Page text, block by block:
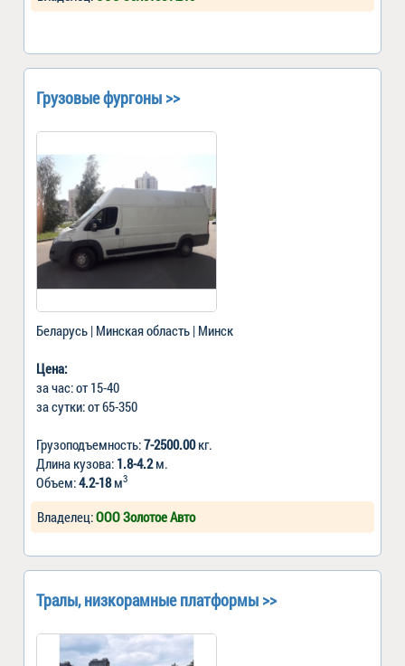
Грузовые фургоны >>
Беларусь | Минская область | Минск
Цена:
за час: от 15-40
за сутки: от 65-350
Грузоподъемность:7-2500.00кг.
Длина кузова: 1.8-4.2м.
Объем:4.2-18м3
Владелец:ООО Золотое Авто
Тралы, низкорамные платформы >>